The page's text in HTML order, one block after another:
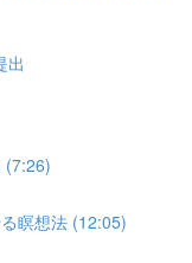
出
(7:26)
瞑想法 (12:05)